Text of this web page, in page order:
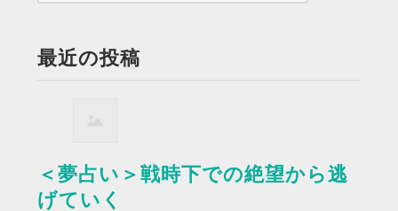
最近の投稿
＜夢占い＞戦時下での絶望から逃
げていく